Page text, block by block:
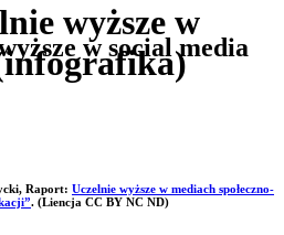
wyższe w
w social media
Raport: Uczel­nie wyż­sze w mediach spo­łecz­no­
. (Liencja CC BY NC ND)